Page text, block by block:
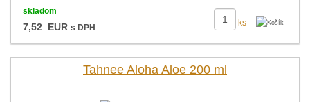
ks
skladom
7,52 EUR s DPH
Tahnee Aloha Aloe 200 ml